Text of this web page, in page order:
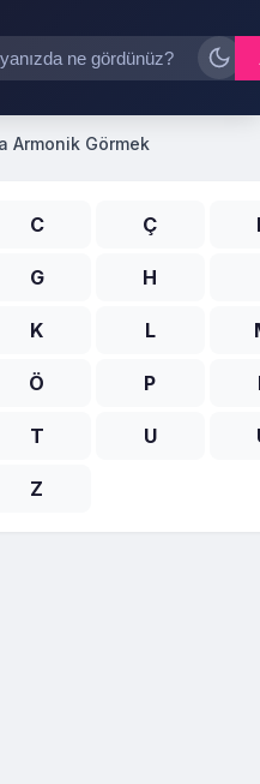
Armonik Görmek
C Ç
G H
K L
Ö P
T U
Z